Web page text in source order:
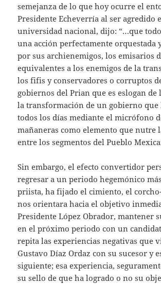
semejanza de lo que hoy ocurre el
Presidente Echeverría al ser agredido
universidad nacional, dijo: “…que
una acción perfectamente orquestada
por sus archienemigos, los emisarios
equivalentes a los enemigos de la
los fifis y conservadores o corruptos
gobiernos del Prian que es eslogan de
la transformación de un gobierno que
todos los días mediante el micrófono
mañaneras como elemento que nutre
entre los segmentos del Pueblo
Sin embargo, el efecto convertidor
regresar a un periodo hegemónico
priista, ha fijado el cimiento, el
nos orientara hacia el objetivo
Presidente López Obrador, mantener
en el próximo periodo con un
repita las experiencias negativas que
Gustavo Díaz Ordaz con su sucesor y
siguiente; esa experiencia,
su sello de que ha logrado o no su